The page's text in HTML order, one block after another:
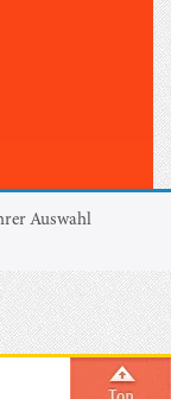
Auswahl